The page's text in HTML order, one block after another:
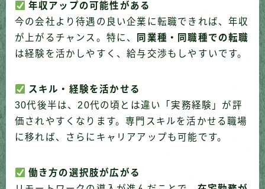
年収アップの可能性がある
今の会社より待遇の良い企業に転職できれば、年収
が上がるチャンス。特に、
同業種・同職種での転職
は経験を活かしやすく、給与交渉もしやすいです。
スキル・経験を活かせる
30代後半は、20代の頃とは違い「実務経験」が評
価されやすくなります。専門スキルを活かせる職場
に移れば、さらにキャリアアップも可能です。
働き方の選択肢が広がる